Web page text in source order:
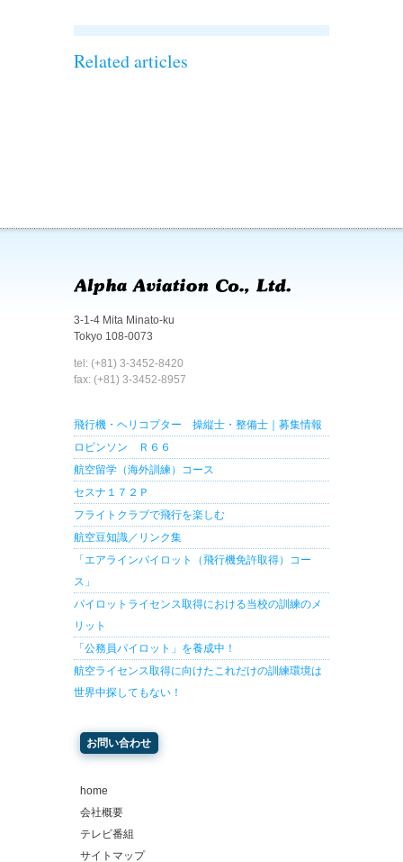
Related articles
3-1-4 Mita Minato-ku
Tokyo 108-0073
tel: (+81) 3-3452-8420
fax: (+81) 3-3452-8957
飛行機・ヘリコプター 操縦士・整備士｜募集情報
ロビンソン Ｒ６６
航空留学（海外訓練）コース
セスナ１７２Ｐ
フライトクラブで飛行を楽しむ
航空豆知識／リンク集
「エアラインパイロット（飛行機免許取得）コー
ス」
パイロットライセンス取得における当校の訓練のメ
リット
「公務員パイロット」を養成中！
航空ライセンス取得に向けたこれだけの訓練環境は
世界中探してもない！
お問い合わせ
home
会社概要
テレビ番組
サイトマップ